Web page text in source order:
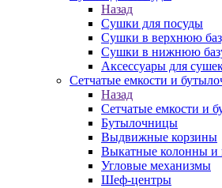
Назад
Сушки для посуды
Сушки в верхнюю
Сушки в нижнюю
Аксессуары для
Сетчатые емкости и
Назад
Сетчатые емкости и
Бутылочницы
Выдвижные корзины
Выкатные колонны и
Угловые механизмы
Шеф-центры